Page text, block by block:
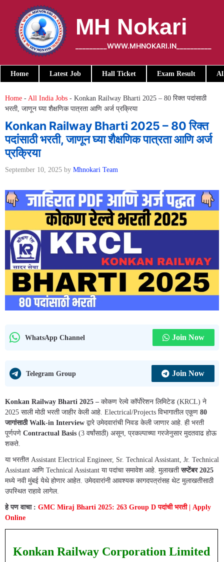
content
MH Nokari
_________WWW.MHNOKARI.IN__________
Home Latest Job Hall Ticket Exam Result
Home - All India Jobs - Konkan Railway Bharti 2025 – 80 रिक्त पदांसाठी
भरती, जाणून घ्या शैक्षणिक पात्रता आणि अर्ज प्रक्रिया
Konkan Railway Bharti 2025 – 80 रिक्त
पदांसाठी भरती, जाणून घ्या शैक्षणिक पात्रता आणि अर्ज
प्रक्रिया
September 10, 2025 by Mhnokari Team
WhatsApp Channel Join Now
Telegram Group Join Now
Konkan Railway Bharti 2025 – कोकण रेल्वे कॉर्पोरेशन लिमिटेड (KRCL) ने
2025 साली मोठी भरती जाहीर केली आहे. Electrical/Projects विभागातील एकूण 80
जागांसाठी Walk-in Interview द्वारे उमेदवारांची निवड केली जाणार आहे. ही भरती
पूर्णपणे Contractual Basis (3 वर्षांसाठी) असून, प्रकल्पाच्या गरजेनुसार मुदतवाढ होऊ
शकते.
या भरतीत Assistant Electrical Engineer, Sr. Technical Assistant, Jr. Technical
Assistant आणि Technical Assistant या पदांचा समावेश आहे. मुलाखतीसप्टेंबर 2025
मध्ये नवी मुंबई येथे होणार आहेत. उमेदवारांनी आवश्यक कागदपत्रांसह थेट मुलाखतीसाठी
उपस्थित राहावे लागेल.
हे पण वाचा : GMC Miraj Bharti 2025: 263 Group D पदांची भरती | Apply
Online
Konkan Railway Corporation Limited